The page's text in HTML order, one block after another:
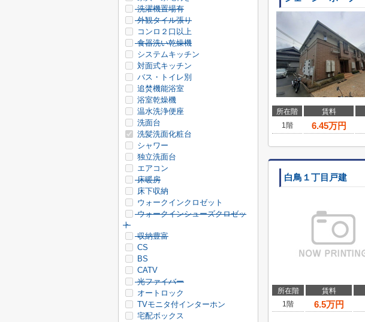
所在階 賃料
1階
6.45万円
白鳥１丁目戸建
所在階 賃料
1階
6.5万円
洗濯機置場有
外観タイル張り
コンロ２口以上
食器洗い乾燥機
システムキッチン
対面式キッチン
バス・トイレ別
追焚機能浴室
浴室乾燥機
温水洗浄便座
洗面台
洗髪洗面化粧台
シャワー
独立洗面台
エアコン
床暖房
床下収納
ウォークインクロゼット
ウォークインシューズクロゼッ
ト
収納豊富
CS
BS
CATV
光ファイバー
オートロック
TVモニタ付インターホン
宅配ボックス